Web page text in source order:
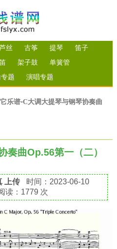
丝 古筝 提琴
笛子
架子鼓
单簧管
题 演唱专题
乐谱-C大调大提琴与钢琴协奏曲
奏曲Op.56第一（二）
上传
时间：2023-06-10
读：1779 次